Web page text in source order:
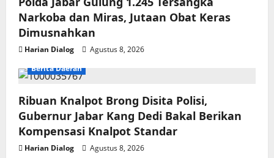
Narkoba dan Miras, Jutaan Obat Keras
Dimusnahkan
Harian Dialog
Agustus 8, 2026
Berita Daerah
Ribuan Knalpot Brong Disita Polisi,
Gubernur Jabar Kang Dedi Bakal Berikan
Kompensasi Knalpot Standar
Harian Dialog
Agustus 8, 2026